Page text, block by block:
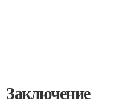
Заключение